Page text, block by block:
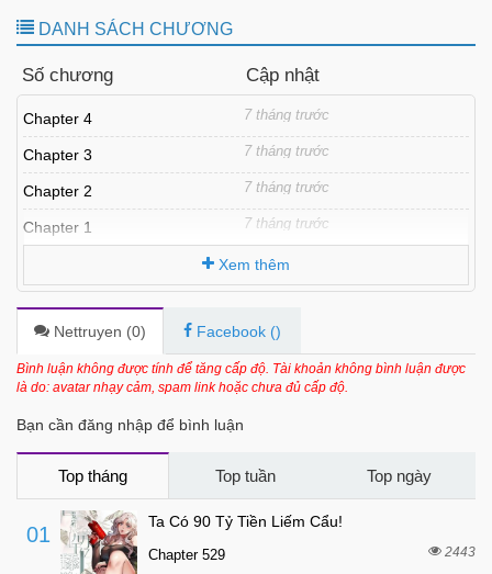
DANH SÁCH CHƯƠNG
Số chương Cập nhật
Chapter 4 7 tháng trước
Chapter 3 7 tháng trước
Chapter 2 7 tháng trước
Chapter 1 7 tháng trước
Xem thêm
Nettruyen (0) Facebook ()
Bình luận không được tính để tăng cấp độ. Tài khoản không bình luận được
là do: avatar nhạy cảm, spam link hoặc chưa đủ cấp độ.
Bạn cần đăng nhập để bình luận
Top tháng Top tuần Top ngày
01
Ta Có 90 Tỷ Tiền Liếm Cẩu!
Chapter 529 2443